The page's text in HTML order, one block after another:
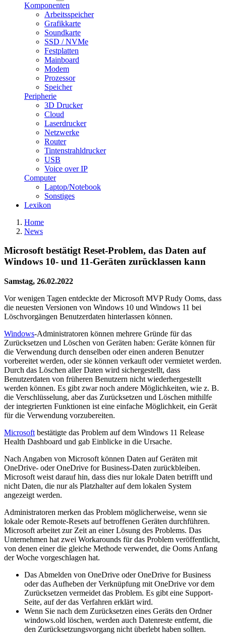
Komponenten
Arbeitsspeicher
Grafikkarte
Soundkarte
SSD / NVMe
Festplatten
Mainboard
Modem
Prozessor
Speicher
Peripherie
3D Drucker
Cloud
Laserdrucker
Netzwerke
Router
Tintenstrahldrucker
USB
Voice over IP
Computer
Laptop/Notebook
Sonstiges
Lexikon
Home
News
Microsoft bestätigt Reset-Problem, das Daten auf
Windows 10- und 11-Geräten zurücklassen kann
Samstag, 26.02.2022
Vor wenigen Tagen entdeckte der Microsoft MVP Rudy Ooms, dass
die neuesten Versionen von Windows 10 und Windows 11 bei
Löschvorgängen Benutzerdaten hinterlassen können.
Windows-Administratoren können mehrere Gründe für das
Zurücksetzen und Löschen von Geräten haben: Geräte können für
die Verwendung durch denselben oder einen anderen Benutzer
vorbereitet werden, oder sie können verkauft oder vermietet werden.
Durch das Löschen aller Daten wird sichergestellt, dass
Benutzerdaten von früheren Benutzern nicht wiederhergestellt
werden können. Es gibt zwar noch andere Möglichkeiten, wie z. B.
die Verschlüsselung, aber das Zurücksetzen und Löschen mithilfe
der integrierten Funktionen ist eine einfache Möglichkeit, ein Gerät
für die Verwendung vorzubereiten.
Microsoft bestätigte das Problem auf dem Windows 11 Release
Health Dashboard und gab Einblicke in die Ursache.
Nach Angaben von Microsoft können Daten auf Geräten mit
OneDrive- oder OneDrive for Business-Daten zurückbleiben.
Microsoft weist darauf hin, dass dies nur lokale Daten betrifft und
nicht Daten, die nur als Platzhalter auf dem lokalen System
angezeigt werden.
Administratoren merken das Problem möglicherweise, wenn sie
lokale oder Remote-Resets auf betroffenen Geräten durchführen.
Microsoft arbeitet zur Zeit an einer Lösung des Problems. Das
Unternehmen hat zwei Workarounds für das Problem veröffentlicht,
von denen einer die gleiche Methode verwendet, die Ooms Anfang
der Woche vorgeschlagen hat.
Das Abmelden von OneDrive oder OneDrive for Business
oder das Aufheben der Verknüpfung mit OneDrive vor dem
Zurücksetzen vermeidet das Problem. Es gibt eine Support-
Seite, auf der das Verfahren erklärt wird.
Wenn Sie nach dem Zurücksetzen eines Geräts den Ordner
windows.old löschen, werden auch Datenreste entfernt, die
den Zurücksetzungsvorgang nicht überlebt haben sollten.